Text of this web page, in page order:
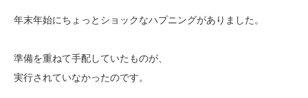
年末年始にちょっとショックなハプニングがありました。
準備を重ねて手配していたものが、
実行されていなかったのです。